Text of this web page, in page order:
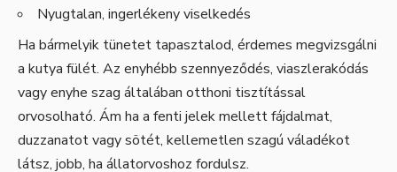
Nyugtalan, ingerlékeny viselkedés
Ha bármelyik tünetet tapasztalod, érdemes megvizsgálni
a kutya fülét. Az enyhébb szennyeződés, viaszlerakódás
vagy enyhe szag általában otthoni tisztítással
orvosolható. Ám ha a fenti jelek mellett fájdalmat,
duzzanatot vagy sötét, kellemetlen szagú váladékot
látsz, jobb, ha állatorvoshoz fordulsz.